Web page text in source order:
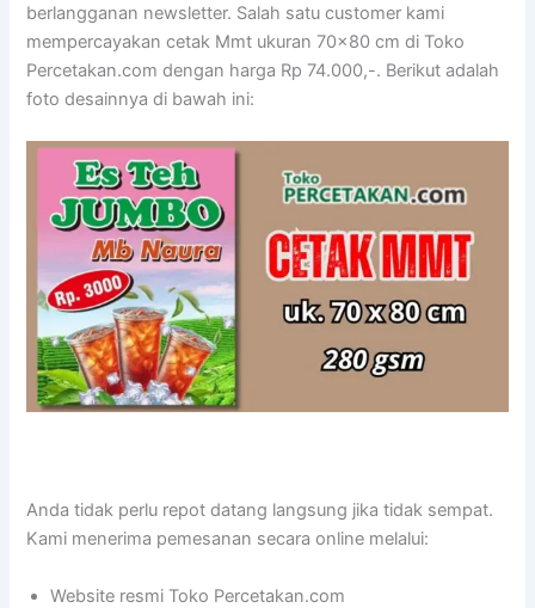
berlangganan newsletter. Salah satu customer kami
mempercayakan cetak Mmt ukuran 70×80 cm di Toko
Percetakan.com dengan harga Rp 74.000,-. Berikut adalah
foto desainnya di bawah ini:
Anda tidak perlu repot datang langsung jika tidak sempat.
Kami menerima pemesanan secara online melalui:
Website resmi Toko Percetakan.com